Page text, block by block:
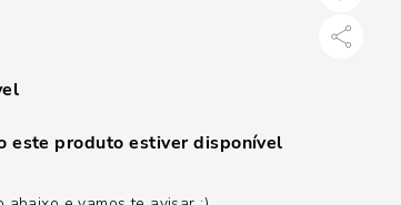
este produto estiver disponível